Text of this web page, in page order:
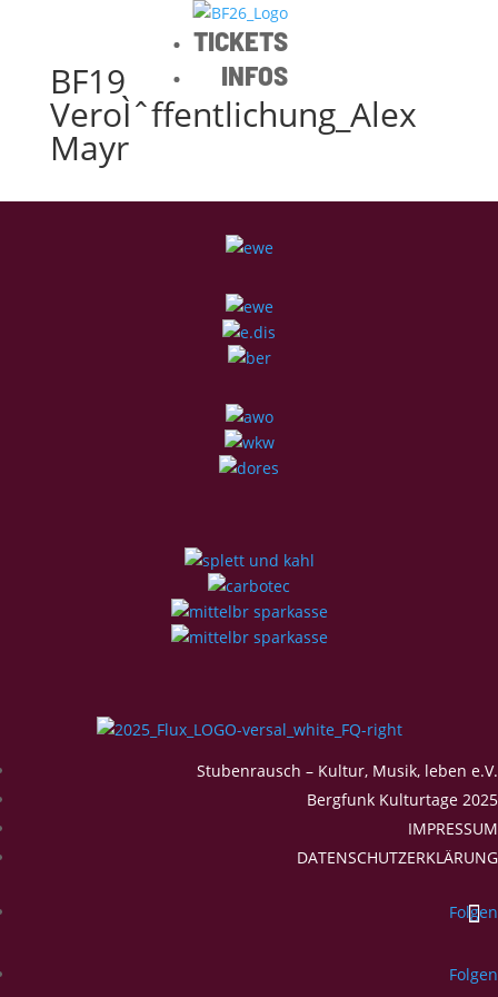
TICKETS
INFOS
BF19
VeroÌˆffentlichung_Alex
Mayr
Stubenrausch – Kultur, Musik, leben e.V.
Bergfunk Kulturtage 2025
IMPRESSUM
DATENSCHUTZERKLÄRUNG
Folgen
Folgen